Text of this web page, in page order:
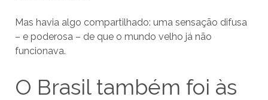
Mas havia algo compartilhado: uma sensação difusa
– e poderosa – de que o mundo velho já não
funcionava.
O Brasil também foi às